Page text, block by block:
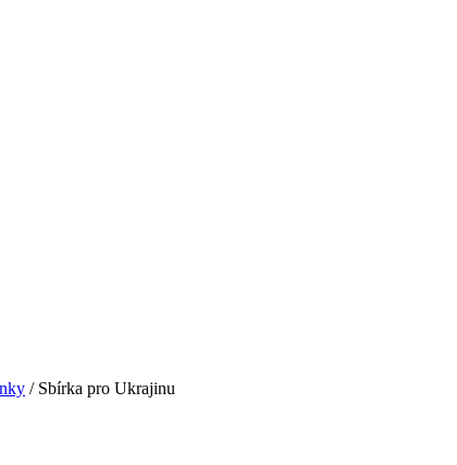
/ Sbírka pro Ukrajinu